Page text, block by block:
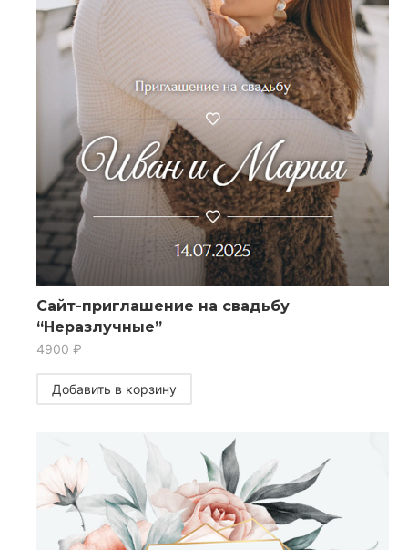
Сайт-приглашение на свадьбу
“Неразлучные”
4900 ₽
Добавить в корзину